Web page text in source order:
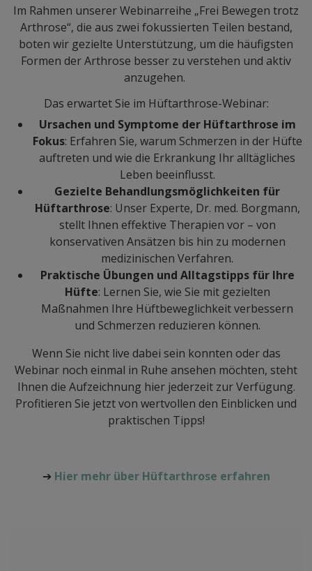
Im Rahmen unserer Webinarreihe „Frei Bewegen trotz
Arthrose“, die aus zwei fokussierten Teilen bestand,
boten wir gezielte Unterstützung, um die häufigsten
Formen der Arthrose besser zu verstehen und aktiv
anzugehen.
Das erwartet Sie im Hüftarthrose-Webinar:
Ursachen und Symptome der Hüftarthrose im
Fokus: Erfahren Sie, warum Schmerzen in der Hüfte
auftreten und wie die Erkrankung Ihr alltägliches
Leben beeinflusst.
Gezielte Behandlungsmöglichkeiten für
Hüftarthrose: Unser Experte, Dr. med. Borgmann,
stellt Ihnen effektive Therapien vor – von
konservativen Ansätzen bis hin zu modernen
medizinischen Verfahren.
Praktische Übungen und Alltagstipps für Ihre
Hüfte: Lernen Sie, wie Sie mit gezielten
Maßnahmen Ihre Hüftbeweglichkeit verbessern
und Schmerzen reduzieren können.
Wenn Sie nicht live dabei sein konnten oder das
Webinar noch einmal in Ruhe ansehen möchten, steht
Ihnen die Aufzeichnung hier jederzeit zur Verfügung.
Profitieren Sie jetzt von wertvollen den Einblicken und
praktischen Tipps!
➔ Hier mehr über Hüftarthrose erfahren